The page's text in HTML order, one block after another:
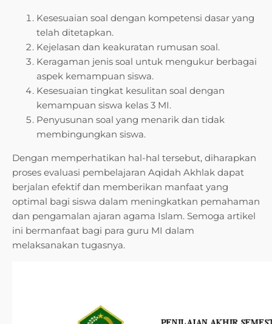
Kesesuaian soal dengan kompetensi dasar yang
telah ditetapkan.
Kejelasan dan keakuratan rumusan soal.
Keragaman jenis soal untuk mengukur berbagai
aspek kemampuan siswa.
Kesesuaian tingkat kesulitan soal dengan
kemampuan siswa kelas 3 MI.
Penyusunan soal yang menarik dan tidak
membingungkan siswa.
Dengan memperhatikan hal-hal tersebut, diharapkan
proses evaluasi pembelajaran Aqidah Akhlak dapat
berjalan efektif dan memberikan manfaat yang
optimal bagi siswa dalam meningkatkan pemahaman
dan pengamalan ajaran agama Islam. Semoga artikel
ini bermanfaat bagi para guru MI dalam
melaksanakan tugasnya.